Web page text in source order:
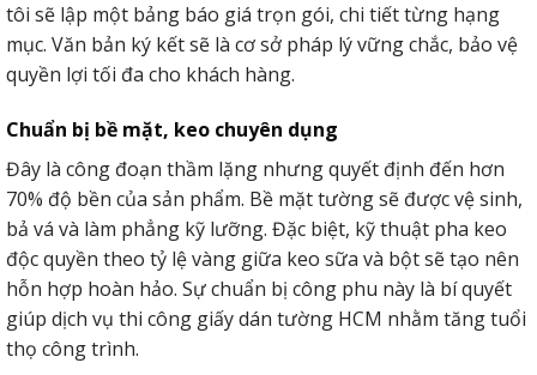
tôi sẽ lập một bảng báo giá trọn gói, chi tiết từng hạng
mục. Văn bản ký kết sẽ là cơ sở pháp lý vững chắc, bảo vệ
quyền lợi tối đa cho khách hàng.
Chuẩn bị bề mặt, keo chuyên dụng
Đây là công đoạn thầm lặng nhưng quyết định đến hơn
70% độ bền của sản phẩm. Bề mặt tường sẽ được vệ sinh,
bả vá và làm phẳng kỹ lưỡng. Đặc biệt, kỹ thuật pha keo
độc quyền theo tỷ lệ vàng giữa keo sữa và bột sẽ tạo nên
hỗn hợp hoàn hảo. Sự chuẩn bị công phu này là bí quyết
giúp dịch vụ thi công giấy dán tường HCM nhằm tăng tuổi
thọ công trình.